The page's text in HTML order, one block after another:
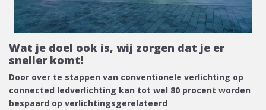
Wat je doel ook is, wij zorgen dat je er
sneller komt!
Door over te stappen van conventionele verlichting op
connected ledverlichting kan tot wel 80 procent worden
bespaard op verlichtingsgerelateerd